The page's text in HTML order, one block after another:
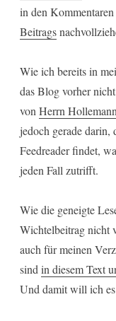
in den
Beitrags
Wie ich bereits in
das Blog vorher
von Herrn
jedoch gerade darin,
Feedreader findet,
jeden Fall zutrifft.
Wie die geneigte
Wichtelbeitrag nicht
auch für meinen
sind in diesem Text
Und damit will ich